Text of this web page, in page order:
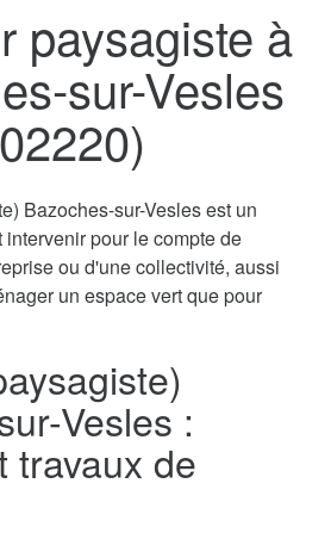
paysagiste à
sur-Vesles
Bazoches-sur-Vesles est un
pour le compte de
ou d'une collectivité, aussi
un espace vert que pour
Vesles :
travaux de